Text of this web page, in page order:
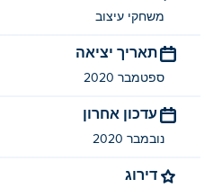
משחקי עיצוב
תאריך יציאה
ספטמבר 2020
עדכון אחרון
נובמבר 2020
דירוג